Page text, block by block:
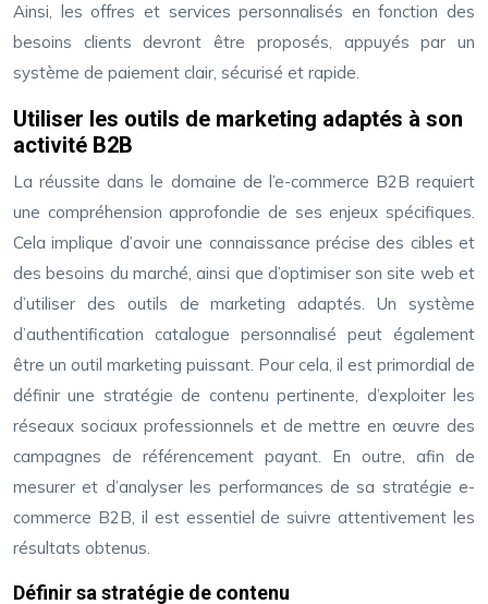
Ainsi, les offres et services personnalisés en fonction des
besoins clients devront être proposés, appuyés par un
système de paiement clair, sécurisé et rapide.
Utiliser les outils de marketing adaptés à son
activité B2B
La réussite dans le domaine de l’e-commerce B2B requiert
une compréhension approfondie de ses enjeux spécifiques.
Cela implique d’avoir une connaissance précise des cibles et
des besoins du marché, ainsi que d’optimiser son site web et
d’utiliser des outils de marketing adaptés. Un système
d’authentification catalogue personnalisé peut également
être un outil marketing puissant. Pour cela, il est primordial de
définir une stratégie de contenu pertinente, d’exploiter les
réseaux sociaux professionnels et de mettre en œuvre des
campagnes de référencement payant. En outre, afin de
mesurer et d’analyser les performances de sa stratégie e-
commerce B2B, il est essentiel de suivre attentivement les
résultats obtenus.
Définir sa stratégie de contenu